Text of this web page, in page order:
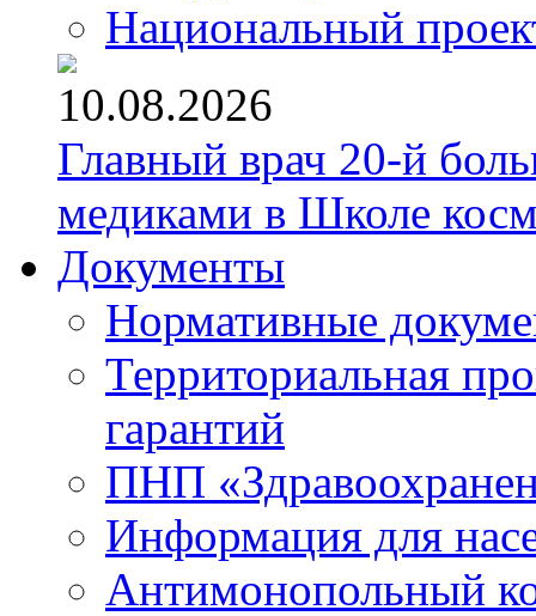
Национальный
10.08.2026
Главный врач 20-й
медиками в Школе
Документы
Нормативные
Территориальная
гарантий
ПНП
Информация для
Антимонопольный